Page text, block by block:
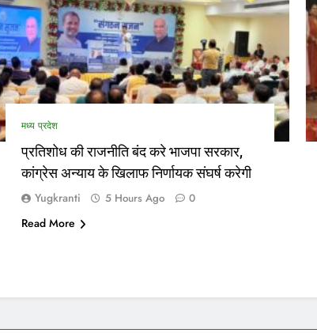
मध्य प्रदेश
प्रतिशोध की राजनीति बंद करे भाजपा सरकार,
कांग्रेस अन्याय के खिलाफ निर्णायक संघर्ष करेगी
Yugkranti 5 Hours Ago 0
Read More